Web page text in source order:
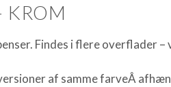
KROM
Findes i flere overflader
af samme farveÂ